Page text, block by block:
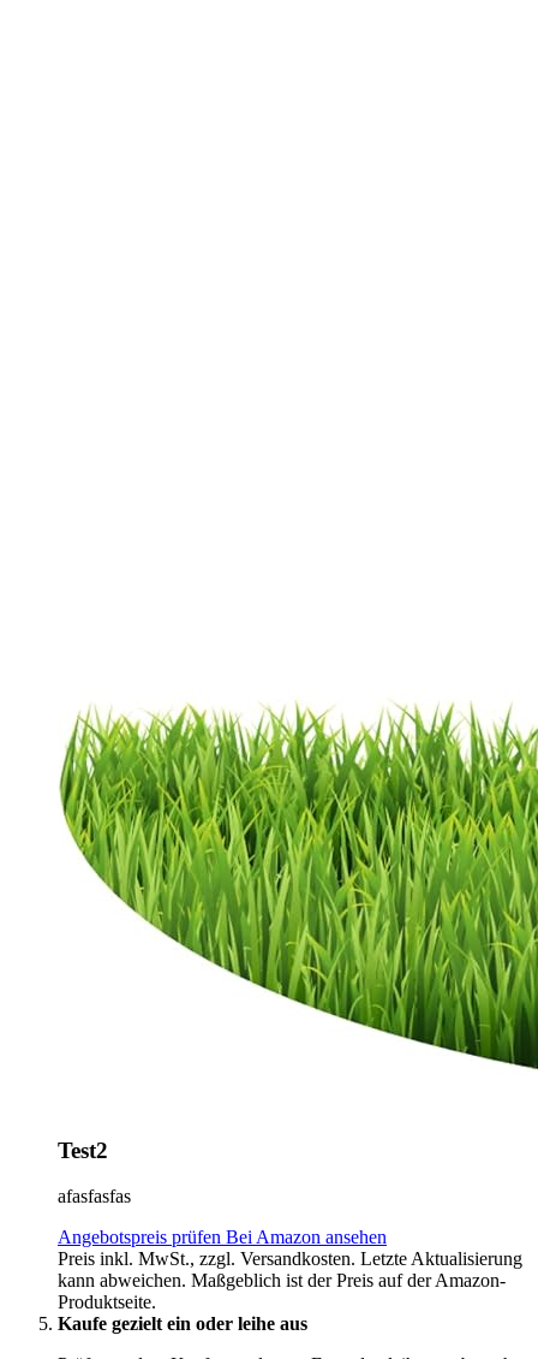
Test2
afasfasfas
Angebotspreis prüfen Bei Amazon ansehen
Preis inkl. MwSt., zzgl. Versandkosten. Letzte Aktualisierung
kann abweichen. Maßgeblich ist der Preis auf der Amazon-
Produktseite.
Kaufe gezielt ein oder leihe aus